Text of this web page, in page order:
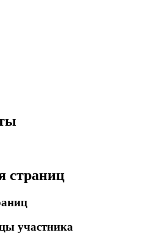
страниц
участника